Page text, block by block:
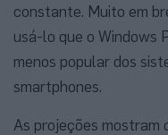
constante. Muito em
usá-lo que o Windows
menos popular dos
smartphones.
As projeções mostram